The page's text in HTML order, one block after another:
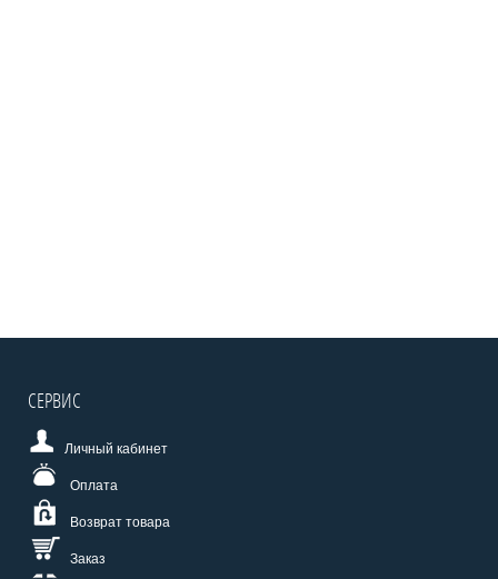
СЕРВИС
Личный кабинет
Оплата
Возврат товара
Заказ